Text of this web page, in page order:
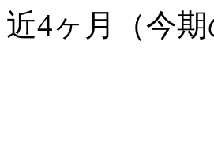
近4ヶ月（今期